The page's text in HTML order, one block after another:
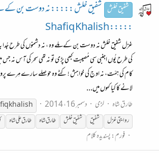
شفیق خلش شفیق خلش ::::: نہ دوست بن کے مِلے
::::: Shafiq Khalish
غزل شفیق خلش نہ دوست بن کے مِلے وہ ، نہ دشمنوں کی طرح جُدا
کی طرح یُوں اجنبی سی مُصیبت کبھی پڑی تو نہ تھی سحر کی آس نہ جس
کام کی ہمّت، نہ اوج کی خواہش ! کٹے وہ حوصلے سارے مِرے
لانے کا کیا کہوں میں...
طارق شاہ
لڑی دسمبر 16، 2014 khalish
روایتی غزل
شفیق شفیق خلش طارقشاہ طارقعلیشاہ
فورم:پسندیدہ کلام